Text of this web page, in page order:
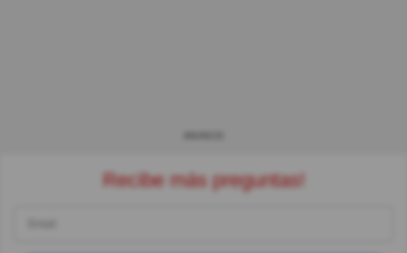
Recibe más preguntas!